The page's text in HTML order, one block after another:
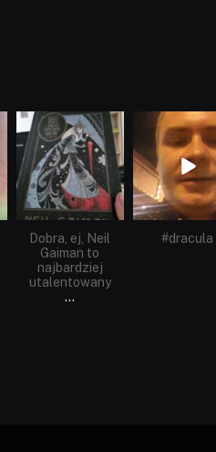
dobryhorror
Cze 16
Dobra, ej, Neil
Gaiman to
najbardziej
utalentowany
...
dobryhorror
Maj 25
#dracula